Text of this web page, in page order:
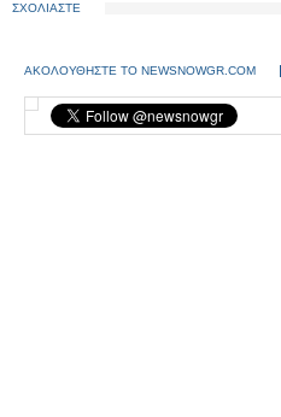
ΣΧΟΛΙΑΣΤΕ
ΑΚΟΛΟΥΘΗΣΤΕ ΤΟ NEWSNOWGR.COM